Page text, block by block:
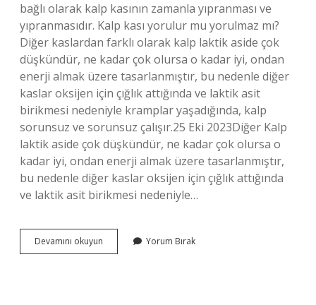
bağlı olarak kalp kasının zamanla yıpranması ve
yıpranmasıdır. Kalp kası yorulur mu yorulmaz mı?
Diğer kaslardan farklı olarak kalp laktik aside çok
düşkündür, ne kadar çok olursa o kadar iyi, ondan
enerji almak üzere tasarlanmıştır, bu nedenle diğer
kaslar oksijen için çığlık attığında ve laktik asit
birikmesi nedeniyle kramplar yaşadığında, kalp
sorunsuz ve sorunsuz çalışır.25 Eki 2023Diğer Kalp
laktik aside çok düşkündür, ne kadar çok olursa o
kadar iyi, ondan enerji almak üzere tasarlanmıştır,
bu nedenle diğer kaslar oksijen için çığlık attığında
ve laktik asit birikmesi nedeniyle…
Devamını okuyun
Kası
Yorum Bırak